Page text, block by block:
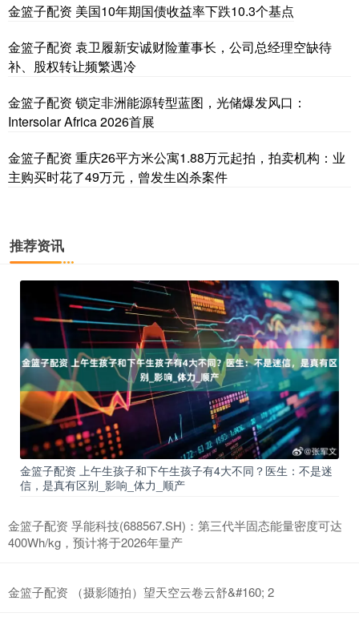
金篮子配资 美国10年期国债收益率下跌10.3个基点
金篮子配资 袁卫履新安诚财险董事长，公司总经理空缺待
补、股权转让频繁遇冷
金篮子配资 锁定非洲能源转型蓝图，光储爆发风口：
Intersolar Africa 2026首展
金篮子配资 重庆26平方米公寓1.88万元起拍，拍卖机构：业
主购买时花了49万元，曾发生凶杀案件
推荐资讯
金篮子配资 上午生孩子和下午生孩子有4大不同？医生：不是迷
信，是真有区别_影响_体力_顺产
金篮子配资 孚能科技(688567.SH)：第三代半固态能量密度可达
400Wh/kg，预计将于2026年量产
金篮子配资 （摄影随拍）望天空云卷云舒&#160; 2